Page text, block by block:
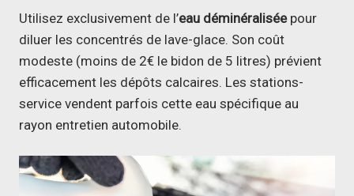
Utilisez exclusivement de l’eau déminéraliséepour
diluer les concentrés de lave-glace. Son coût
modeste (moins de 2€ le bidon de 5 litres) prévient
efficacement les dépôts calcaires. Les stations-
service vendent parfois cette eau spécifique au
rayon entretien automobile.